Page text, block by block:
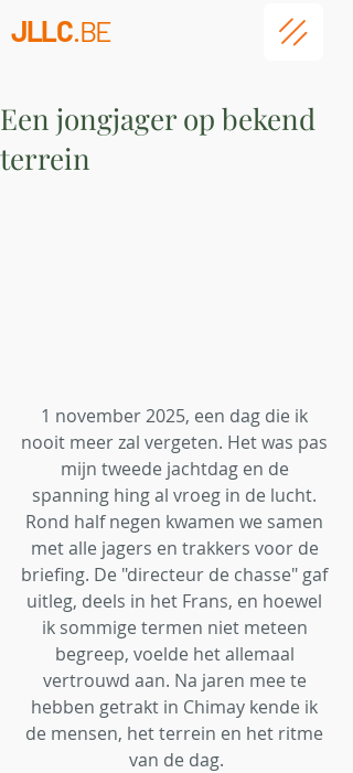
JLLC.BE
Een jongjager op bekend
terrein
1 november 2025, een dag die ik
nooit meer zal vergeten. Het was pas
mijn tweede jachtdag en de
spanning hing al vroeg in de lucht.
Rond half negen kwamen we samen
met alle jagers en trakkers voor de
briefing. De "directeur de chasse" gaf
uitleg, deels in het Frans, en hoewel
ik sommige termen niet meteen
begreep, voelde het allemaal
vertrouwd aan. Na jaren mee te
hebben getrakt in Chimay kende ik
de mensen, het terrein en het ritme
van de dag.